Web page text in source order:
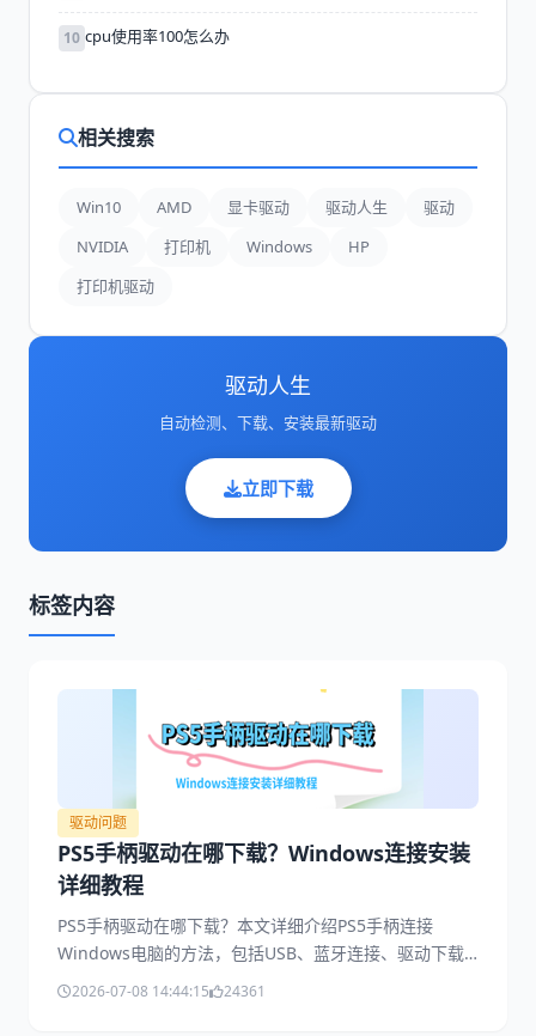
标签内容
驱动问题
PS5手柄驱动在哪下载？Windows连接安装
详细教程
PS5手柄驱动在哪下载？本文详细介绍PS5手柄连接
Windows电脑的方法，包括USB、蓝牙连接、驱动下载
安装、无法识别、连接失败等常见问题解决方案，并推荐
2026-07-08 14:44:15 24361
10 cpu使用率100怎么办
相关搜索
Win10 AMD 显卡驱动 驱动人生
驱动
NVIDIA
打印机 Windows
HP
打印机驱动
驱动人生
自动检测、下载、安装最新驱动
立即下载